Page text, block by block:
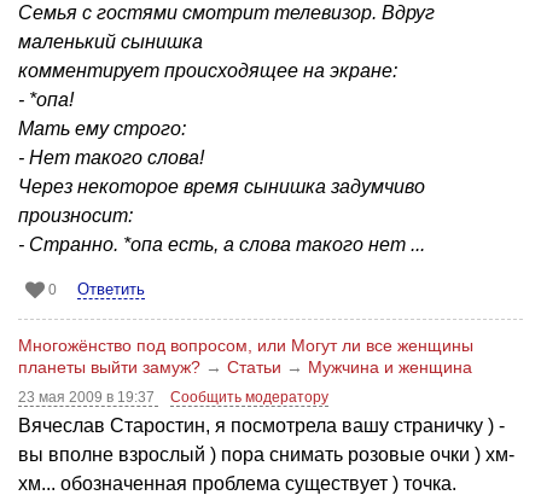
Семья с гостями смотрит телевизор. Вдруг
маленький сынишка
комментирует происходящее на экране:
- *опа!
Мать ему строго:
- Нет такого слова!
Через некоторое время сынишка задумчиво
произносит:
- Странно. *опа есть, а слова такого нет ...
0 Ответить
Многожёнство под вопросом, или Могут ли все женщины
планеты выйти замуж? → Статьи → Мужчина и женщина
23 мая 2009 в 19:37 Сообщить модератору
Вячеслав Старостин, я посмотрела вашу страничку ) -
вы вполне взрослый ) пора снимать розовые очки ) хм-
хм... обозначенная проблема существует ) точка.